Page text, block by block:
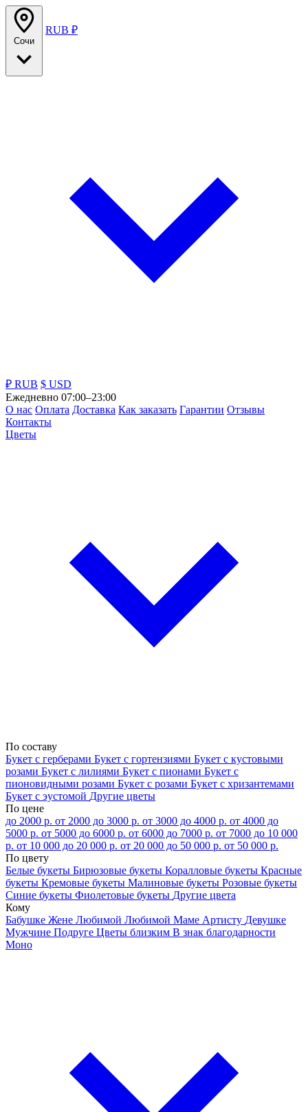
Сочи
RUB ₽
₽ RUB $ USD
Ежедневно 07:00–23:00
О нас Оплата Доставка Как заказать Гарантии Отзывы
Контакты
Цветы
По составу
Букет с герберами Букет с гортензиями Букет с кустовыми
розами Букет с лилиями Букет с пионами Букет с
пионовидными розами Букет с розами Букет с хризантемами
Букет с эустомой Другие цветы
По цене
до 2000 р. от 2000 до 3000 р. от 3000 до 4000 р. от 4000 до
5000 р. от 5000 до 6000 р. от 6000 до 7000 р. от 7000 до 10 000
р. от 10 000 до 20 000 р. от 20 000 до 50 000 р. от 50 000 р.
По цвету
Белые букеты Бирюзовые букеты Коралловые букеты Красные
букеты Кремовые букеты Малиновые букеты Розовые букеты
Синие букеты Фиолетовые букеты Другие цвета
Кому
Бабушке Жене Любимой Любимой Маме Артисту Девушке
Мужчине Подруге Цветы близким В знак благодарности
Моно